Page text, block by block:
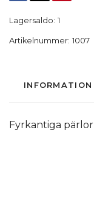
Lagersaldo: 1
Artikelnummer: 1007
INFORMATION
Fyrkantiga pärlor